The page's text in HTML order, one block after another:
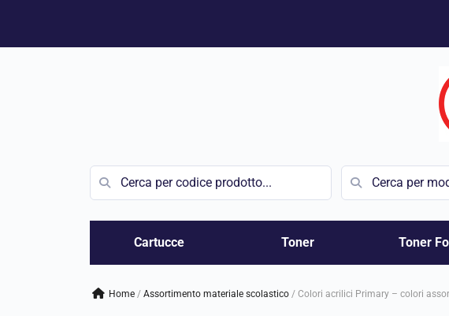
Vai
Cartucce Toner Toner
Home / assortimento materiale scolastico / Colori acrilici Primary – colori